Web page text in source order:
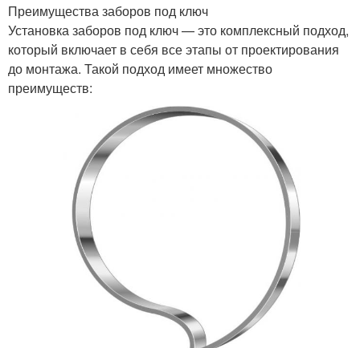
Преимущества заборов под ключ
Установка заборов под ключ — это комплексный подход,
который включает в себя все этапы от проектирования
до монтажа. Такой подход имеет множество
преимуществ: